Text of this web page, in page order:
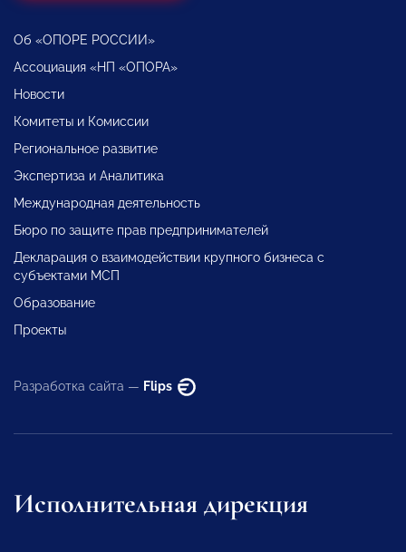
Об «ОПОРЕ РОССИИ»
Ассоциация «НП «ОПОРА»
Новости
Комитеты и Комиссии
Региональное развитие
Экспертиза и Аналитика
Международная деятельность
Бюро по защите прав предпринимателей
Декларация о взаимодействии крупного бизнеса с
субъектами МСП
Образование
Проекты
Разработка сайта — Flips
Исполнительная дирекция